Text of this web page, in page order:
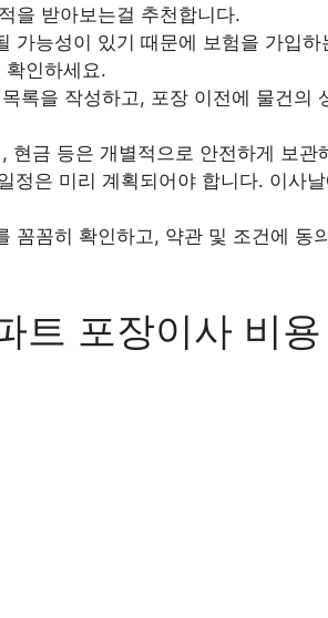
을 받아보는걸 추천합니다.
가능성이 있기 때문에 보험을 가입
확인하세요.
록을 작성하고, 포장 이전에 물건
현금 등은 개별적으로 안전하게 보
정은 미리 계획되어야 합니다. 이사
꼼꼼히 확인하고, 약관 및 조건에
트 포장이사 비용